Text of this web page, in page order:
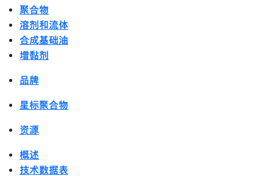
聚合物
溶剂和流体
合成基础油
增黏剂
品牌
星标聚合物
资源
概述
技术数据表